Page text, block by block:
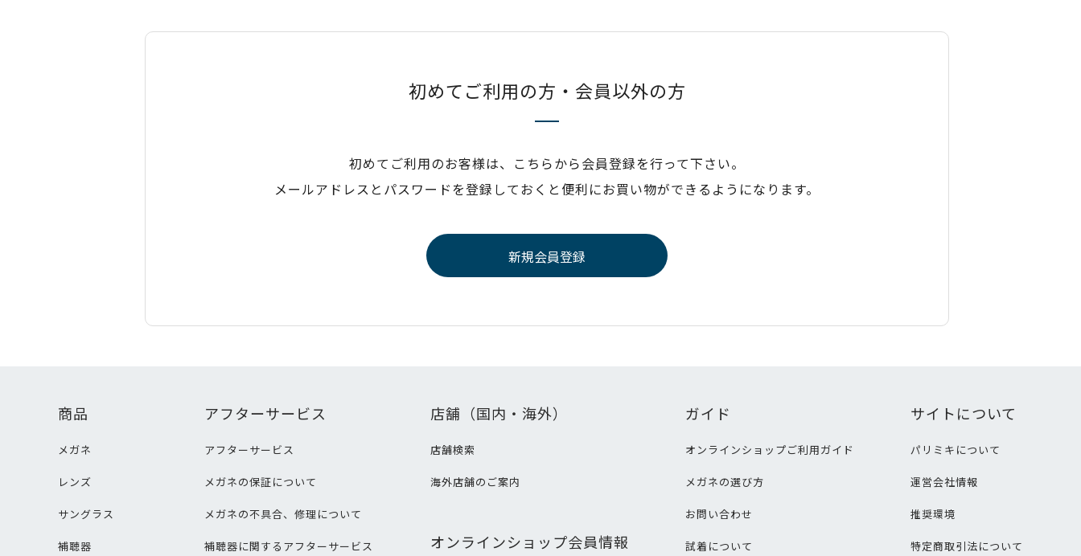
初めてご利用の方・会員以外の方
初めてご利用のお客様は、こちらから会員登録を行って下さい。
メールアドレスとパスワードを登録しておくと便利にお買い物ができるようになります。
商品
メガネ
レンズ
サングラス
補聴器
アフターサービス
アフターサービス
メガネの保証について
メガネの不具合、修理について
補聴器に関するアフターサービス
店舗（国内・海外）
店舗検索
海外店舗のご案内
オンラインショップ会員情報
ガイド
オンラインショップご利用ガイド
メガネの選び方
お問い合わせ
試着について
サイトについて
パリミキについて
運営会社情報
推奨環境
特定商取引法について